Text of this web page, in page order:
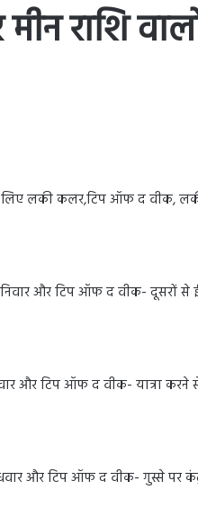
राशि
लिए लकी कलर,टिप ऑफ द वीक,
और टिप ऑफ द वीक- दूसरों से
और टिप ऑफ द वीक- यात्रा करने
और टिप ऑफ द वीक- गुस्से पर